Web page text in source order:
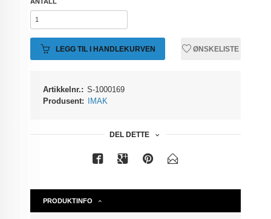
LEGG TIL I HANDLEKURVEN ØNSKELISTE
Artikkelnr.: S-1000169
Produsent: IMAK
DEL DETTE
PRODUKTINFO